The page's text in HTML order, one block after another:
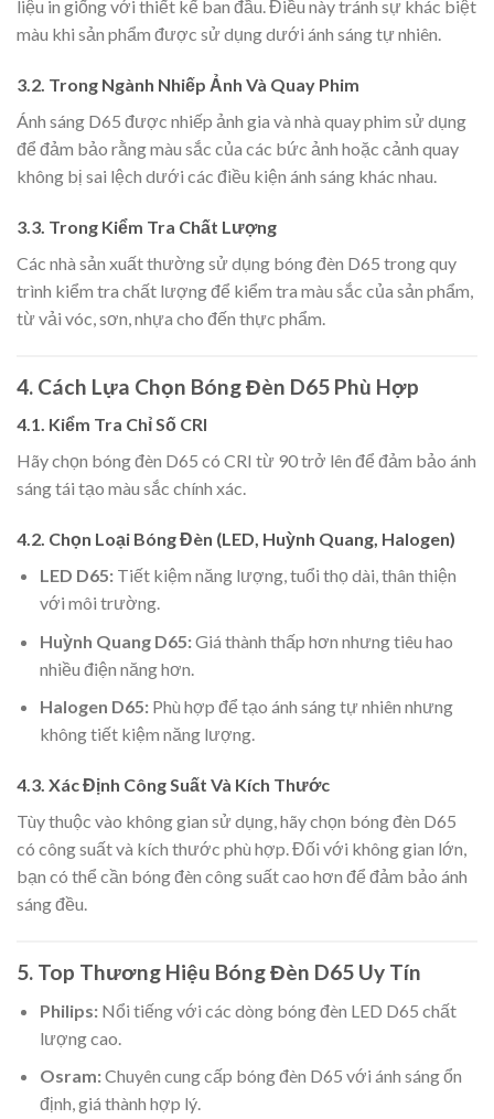
liệu in giống với thiết kế ban đầu. Điều này tránh sự khác biệt
màu khi sản phẩm được sử dụng dưới ánh sáng tự nhiên.
3.2. Trong Ngành Nhiếp Ảnh Và Quay Phim
Ánh sáng D65 được nhiếp ảnh gia và nhà quay phim sử dụng
để đảm bảo rằng màu sắc của các bức ảnh hoặc cảnh quay
không bị sai lệch dưới các điều kiện ánh sáng khác nhau.
3.3. Trong Kiểm Tra Chất Lượng
Các nhà sản xuất thường sử dụng bóng đèn D65 trong quy
trình kiểm tra chất lượng để kiểm tra màu sắc của sản phẩm,
từ vải vóc, sơn, nhựa cho đến thực phẩm.
4. Cách Lựa Chọn Bóng Đèn D65 Phù Hợp
4.1. Kiểm Tra Chỉ Số CRI
Hãy chọn bóng đèn D65 có CRI từ 90 trở lên để đảm bảo ánh
sáng tái tạo màu sắc chính xác.
4.2. Chọn Loại Bóng Đèn (LED, Huỳnh Quang, Halogen)
LED D65:Tiết kiệm năng lượng, tuổi thọ dài, thân thiện
với môi trường.
Huỳnh Quang D65:Giá thành thấp hơn nhưng tiêu hao
nhiều điện năng hơn.
Halogen D65:Phù hợp để tạo ánh sáng tự nhiên nhưng
không tiết kiệm năng lượng.
4.3. Xác Định Công Suất Và Kích Thước
Tùy thuộc vào không gian sử dụng, hãy chọn bóng đèn D65
có công suất và kích thước phù hợp. Đối với không gian lớn,
bạn có thể cần bóng đèn công suất cao hơn để đảm bảo ánh
sáng đều.
5. Top Thương Hiệu Bóng Đèn D65 Uy Tín
Philips:Nổi tiếng với các dòng bóng đèn LED D65 chất
lượng cao.
Osram:Chuyên cung cấp bóng đèn D65 với ánh sáng ổn
định, giá thành hợp lý.